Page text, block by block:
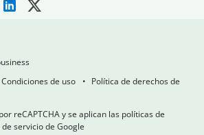
Condiciones de uso
Política de derechos de
reCAPTCHA y se aplican las políticas de
servicio de Google